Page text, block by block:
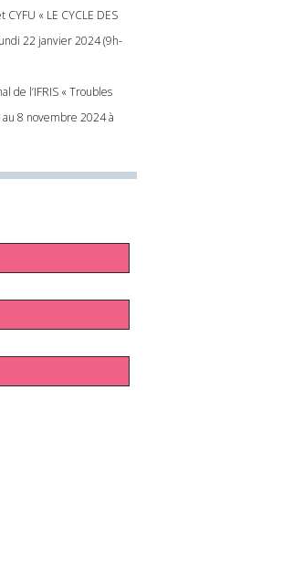
« LE CYCLE DES
22 janvier 2024 (9h-
de l’IFRIS « Troubles
8 novembre 2024 à